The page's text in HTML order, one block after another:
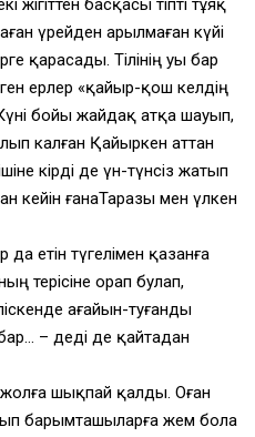
жігіттен басқасы тіпті тұяқ
үрейден арылмаған күйі
қарасады. Тілінің уы бар
ерлер «қайыр-қош келдің
бойы жайдақ атқа шауып,
калған Қайыркен аттан
кірді де үн-түнсіз жатып
кейін ғанаТаразы мен үлкен
етін түгелімен қазанға
терісіне орап булап,
ағайын-туғанды
– деді де қайтадан
жолға шықпай қалды. Оған
барымташыларға жем бола